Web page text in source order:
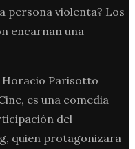
persona violenta? Los
encarnan una
Parisotto
es una comedia
del
quien protagonizara